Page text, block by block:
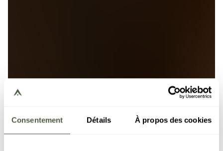
Consentement Détails À propos des cookies